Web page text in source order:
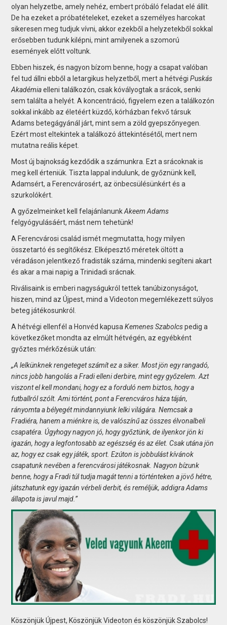
olyan helyzetbe, amely nehéz, embert próbáló feladat elé állít.
De ha ezeket a próbatételeket, ezeket a személyes harcokat
sikeresen meg tudjuk vívni, akkor ezekből a helyzetekből sokkal
erősebben tudunk kilépni, mint amilyenek a szomorú
események előtt voltunk.
Ebben hiszek, és nagyon bízom benne, hogy a csapat valóban
fel tud állni ebből a letargikus helyzetből, mert a hétvégiPuskás
Akadémiaelleni találkozón, csak kóvályogtak a srácok, senki
sem találta a helyét. A koncentráció, figyelem ezen a találkozón
sokkal inkább az életéért küzdő, kórházban fekvő társuk
Adams betegágyánál járt, mint sem a zöld gyepszőnyegen.
Ezért most eltekintek a találkozó áttekintésétől, mert nem
mutatna reális képet.
Most új bajnokság kezdődik a számunkra. Ezt a srácoknak is
meg kell érteniük. Tiszta lappal indulunk, de győznünk kell,
Adamsért, a Ferencvárosért, az önbecsülésünkért és a
szurkolókért.
A győzelmeinket kell felajánlanunkAkeem Adams
felgyógyulásáért, mást nem tehetünk!
A Ferencvárosi család ismét megmutatta, hogy milyen
összetartó és segítőkész. Elképesztő méretek öltött a
véradáson jelentkező fradisták száma, mindenki segíteni akart
és akar a mai napig a Trinidadi srácnak.
Riválisaink is emberi nagyságukról tettek tanúbizonyságot,
hiszen, mind az Újpest, mind a Videoton megemlékezett súlyos
beteg játékosunkról.
A hétvégi ellenfél a Honvéd kapusaKemenes Szabolcspedig a
következőket mondta az elmúlt hétvégén, az egyébként
győztes mérkőzésük után:
„A lelkünknek rengeteget számít ez a siker. Most jön egy rangadó,
nincs jobb hangolás a Fradi elleni derbire, mint egy győzelem. Azt
viszont el kell mondani, hogy ez a forduló nem biztos, hogy a
futballról szólt. Ami történt, pont a Ferencváros háza táján,
rányomta a bélyegét mindannyiunk lelki világára. Nemcsak a
Fradiéra, hanem a miénkre is, de valószínű az összes élvonalbeli
csapatéra. Úgyhogy nagyon jó, hogy győztünk, de ilyenkor jön ki
igazán, hogy a legfontosabb az egészség és az élet. Csak utána jön
az, hogy ez csak egy játék, sport. Ezúton is jobbulást kívánok
csapatunk nevében a ferencvárosi játékosnak. Nagyon bízunk
benne, hogy a Fradi túl tudja magát tenni a történteken a jövő hétre,
játszhatunk egy igazán vérbeli derbit, és reméljük, addigra Adams
állapota is javul majd.”
Köszönjük Újpest, Köszönjük Videoton és köszönjük Szabolcs!